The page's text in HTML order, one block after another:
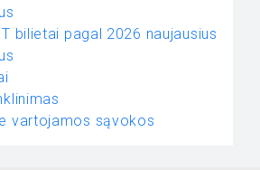
bilietai pagal 2026 naujausius
vartojamos sąvokos